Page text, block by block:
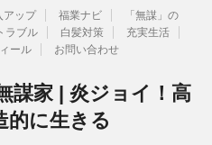
アップ 福業ナビ
「無謀」の
ラブル 白髪対策
充実生活
ール お問い合わせ
謀家 | 炎ジョイ！高
的に生きる